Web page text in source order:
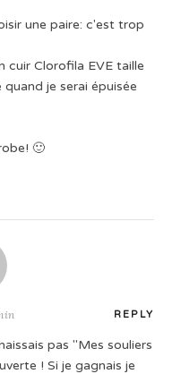
une paire: c'est trop
cuir Clorofila EVE taille
je serai épuisée
🙂
REPLY
pas "Mes souliers
! Si je gagnais je